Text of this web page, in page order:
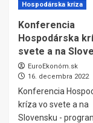
Hospodárska kríza
Konferencia
Hospodárska
svete a na
EuroEkonóm.sk
16. decembra 2022
Konferencia
kríza vo svete a na
Slovensku -